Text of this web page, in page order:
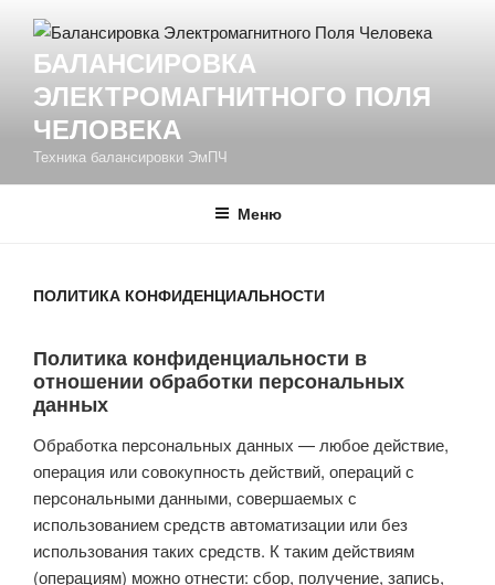
содержимому
БАЛАНСИРОВКА
ЭЛЕКТРОМАГНИТНОГО ПОЛЯ
ЧЕЛОВЕКА
Техника балансировки ЭмПЧ
Меню
ПОЛИТИКА КОНФИДЕНЦИАЛЬНОСТИ
Политика конфиденциальности в
отношении обработки персональных
данных
Обработка персональных данных — любое действие,
операция или совокупность действий, операций с
персональными данными, совершаемых с
использованием средств автоматизации или без
использования таких средств. К таким действиям
(операциям) можно отнести: сбор, получение, запись,